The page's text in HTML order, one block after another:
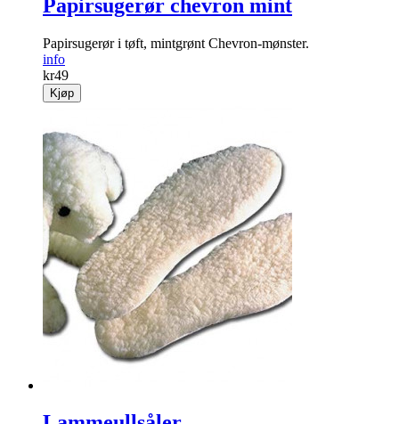
Papirsugerør chevron mint
Papirsugerør i tøft, mintgrønt Chevron-mønster.
info
kr49
Kjøp